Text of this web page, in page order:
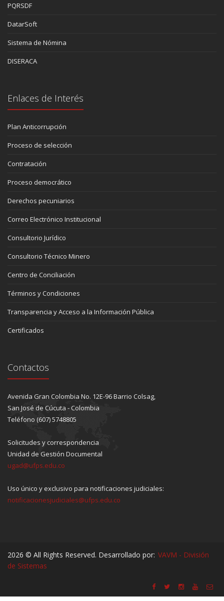
PQRSDF
DatarSoft
Sistema de Nómina
DISERACA
Enlaces de Interés
Plan Anticorrupción
Proceso de selección
Contratación
Proceso democrático
Derechos pecuniarios
Correo Electrónico Institucional
Consultorio Jurídico
Consultorio Técnico Minero
Centro de Conciliación
Términos y Condiciones
Transparencia y Acceso a la Información Pública
Certificados
Contactos
Avenida Gran Colombia No. 12E-96 Barrio Colsag,
San José de Cúcuta - Colombia
Teléfono (607) 5748805
Solicitudes y correspondencia
Unidad de Gestión Documental
ugad@ufps.edu.co
Uso único y exclusivo para notificaciones judiciales:
notificacionesjudiciales@ufps.edu.co
2026 © All Rights Reserved. Desarrollado por: VAVM - División
de Sistemas